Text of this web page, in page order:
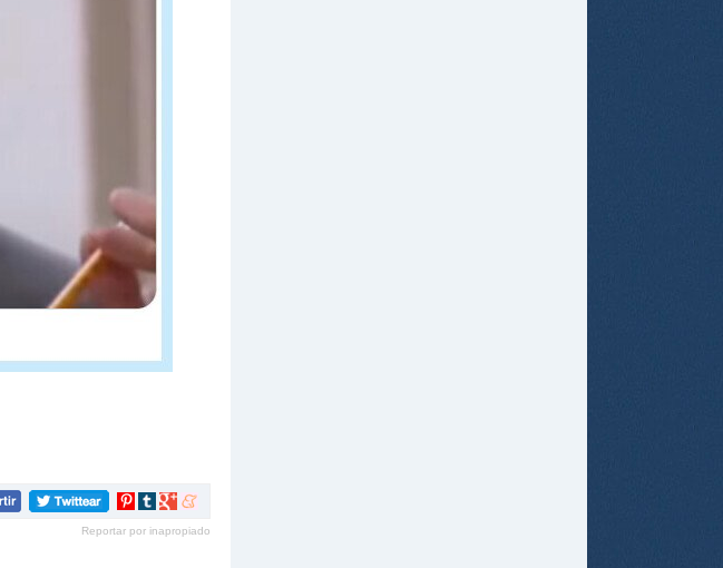
Compartir
Pinterest
Compartir
tumblr
Compartir
Google+
Compartir
meneame
Reportar por inapropiado